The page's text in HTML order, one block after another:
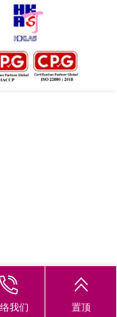
我们 置顶